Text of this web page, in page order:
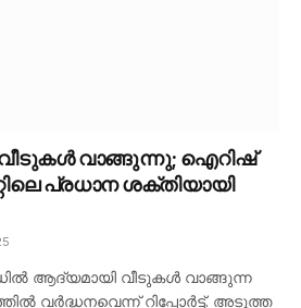
വാങ്ങുന്നു; ഐറിഷ്
പ്രധാന ശക്തിയായി
ആദ്യമായി വീടുകൾ വാങ്ങുന്ന
വർദ്ധനവെന്ന് റിപ്പോർട്ട്. അടുത്ത